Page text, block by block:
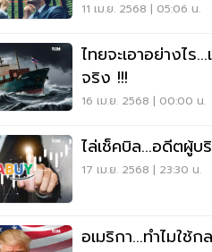
11 เม.ย. 2568 | 05:06 น.
ไทยจะเอาอย่างไร
จริง !!!
16 เม.ย. 2568 | 00:00 น.
ไล่เช็คบิล...อดีตผู้บ
17 เม.ย. 2568 | 23:30 น.
อเมริกา...ทำไมใช้